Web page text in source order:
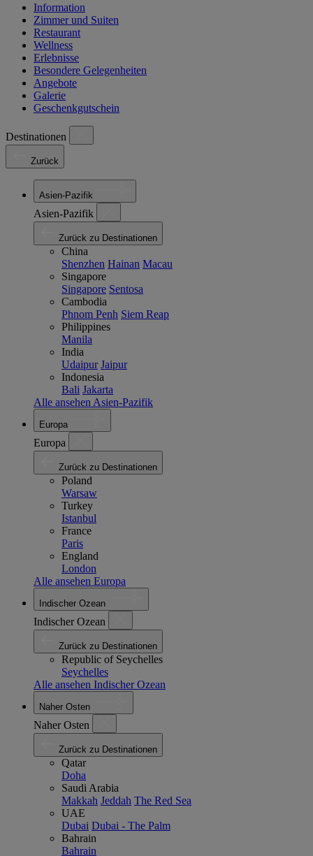
Information
Zimmer und Suiten
Restaurant
Wellness
Erlebnisse
Besondere Gelegenheiten
Angebote
Galerie
Geschenkgutschein
Destinationen
Zurück
Asien-Pazifik
Asien-Pazifik
Zurück zu Destinationen
China
Shenzhen Hainan Macau
Singapore
Singapore Sentosa
Cambodia
Phnom Penh Siem Reap
Philippines
Manila
India
Udaipur Jaipur
Indonesia
Bali Jakarta
Alle ansehen Asien-Pazifik
Europa
Europa
Zurück zu Destinationen
Poland
Warsaw
Turkey
Istanbul
France
Paris
England
London
Alle ansehen Europa
Indischer Ozean
Indischer Ozean
Zurück zu Destinationen
Republic of Seychelles
Seychelles
Alle ansehen Indischer Ozean
Naher Osten
Naher Osten
Zurück zu Destinationen
Qatar
Doha
Saudi Arabia
Makkah Jeddah The Red Sea
UAE
Dubai Dubai - The Palm
Bahrain
Bahrain